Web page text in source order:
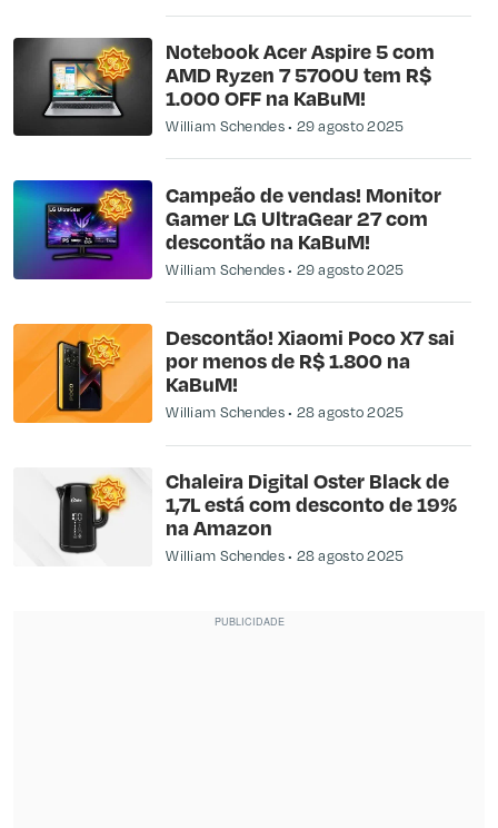
Notebook Acer Aspire 5 com
AMD Ryzen 7 5700U tem R$
1.000 OFF na KaBuM!
William Schendes 29 agosto 2025
Campeão de vendas! Monitor
Gamer LG UltraGear 27 com
descontão na KaBuM!
William Schendes 29 agosto 2025
Descontão! Xiaomi Poco X7 sai
por menos de R$ 1.800 na
KaBuM!
William Schendes 28 agosto 2025
Chaleira Digital Oster Black de
1,7L está com desconto de 19%
na Amazon
William Schendes 28 agosto 2025